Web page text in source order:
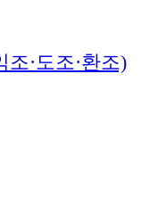
조·도조·환조)